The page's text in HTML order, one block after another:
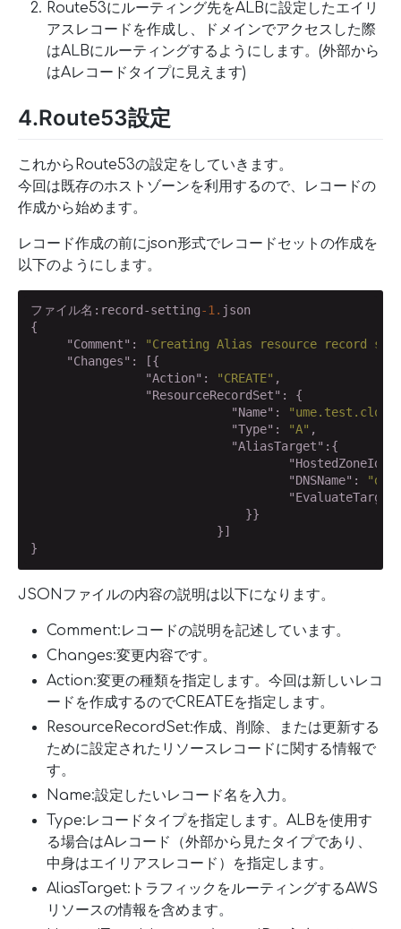
Route53にルーティング先をALBに設定したエイリ
アスレコードを作成し、ドメインでアクセスした際
はALBにルーティングするようにします。(外部から
はAレコードタイプに見えます)
4.Route53設定
これからRoute53の設定をしていきます。
今回は既存のホストゾーンを利用するので、レコードの
作成から始めます。
レコード作成の前にjson形式でレコードセットの作成を
以下のようにします。
ファイル名:record-setting-1. json
{
"Comment" :
"Creating Alias resource record
"Changes" : [{
"Action" : "CREATE" ,
"ResourceRecordSet" : {
"Name" :
"Type" : "A" ,
"AliasTarget" :{
"HostedZoneId"
"DNSName" :
                              }}
                          }]
}
JSONファイルの内容の説明は以下になります。
Comment:レコードの説明を記述しています。
Changes:変更内容です。
Action:変更の種類を指定します。今回は新しいレコ
ードを作成するのでCREATEを指定します。
ResourceRecordSet:作成、削除、または更新する
ために設定されたリソースレコードに関する情報で
す。
Name:設定したいレコード名を入力。
Type:レコードタイプを指定します。ALBを使用す
る場合はAレコード（外部から見たタイプであり、
中身はエイリアスレコード）を指定します。
AliasTarget:トラフィックをルーティングするAWS
リソースの情報を含めます。